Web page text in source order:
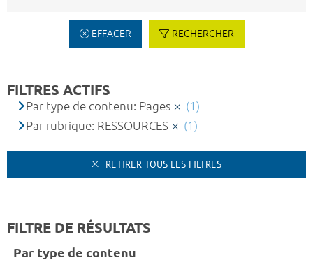
EFFACER RECHERCHER
FILTRES ACTIFS
Par type de contenu: Pages
(1)
Par rubrique: RESSOURCES
(1)
RETIRER TOUS LES FILTRES
FILTRE DE RÉSULTATS
Par type de contenu